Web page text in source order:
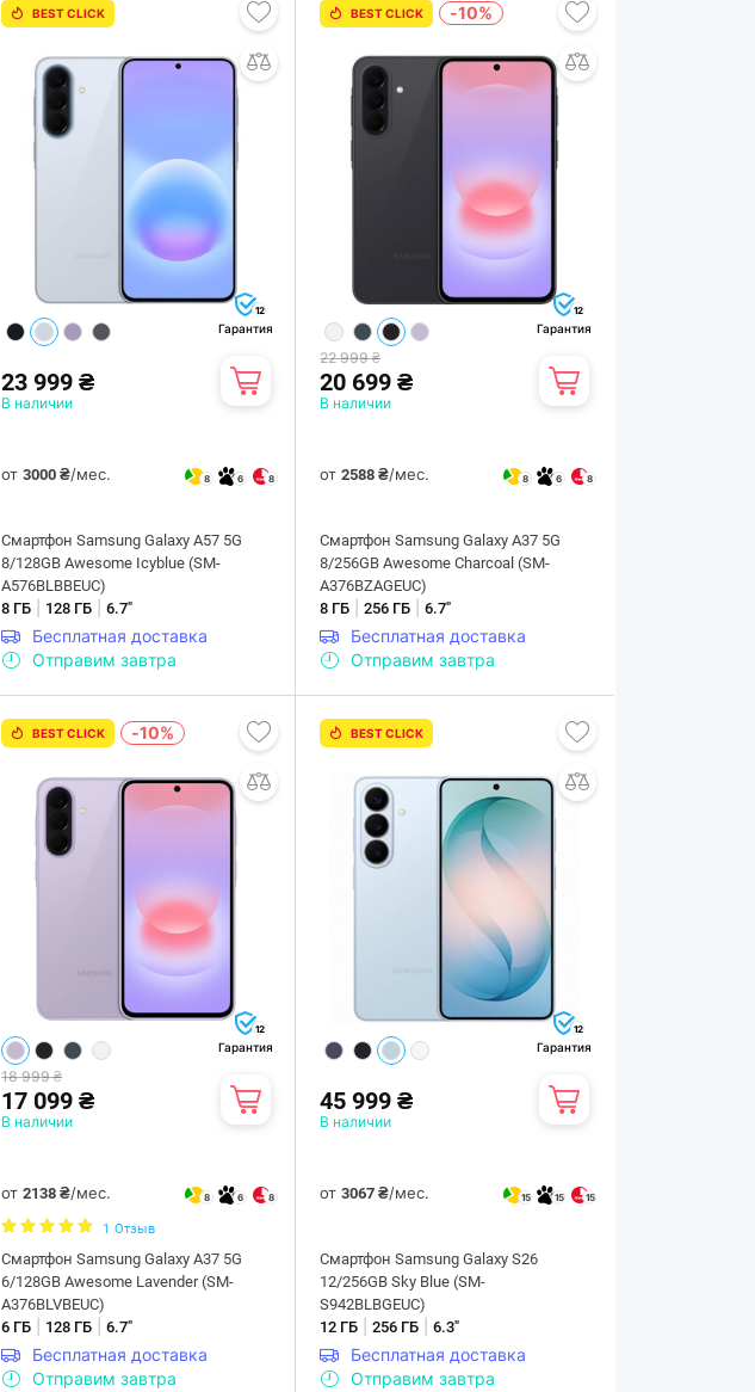
BEST CLICK
12
Гарантия
23 999 ₴
В наличии
от3000 ₴/мес. 8 6 8
Смартфон Samsung Galaxy A57 5G
8/128GB Awesome Icyblue (SM-
A576BLBBEUC)
8 ГБ
128 ГБ |6.7"
Бесплатная доставка
Отправим завтра
BEST CLICK -10%
12
Гарантия
22 999 ₴
20 699 ₴
В наличии
от2588 ₴/мес. 8 6 8
Смартфон Samsung Galaxy A37 5G
8/256GB Awesome Charcoal (SM-
A376BZAGEUC)
8 ГБ |256 ГБ |6.7"
Бесплатная доставка
Отправим завтра
BEST CLICK -10%
12
Гарантия
18 999 ₴
17 099 ₴
В наличии
от2138 ₴/мес. 8 6 8
1 Отзыв
Смартфон Samsung Galaxy A37 5G
6/128GB Awesome Lavender (SM-
A376BLVBEUC)
6 ГБ
128 ГБ |6.7"
Бесплатная доставка
Отправим завтра
BEST CLICK
12
Гарантия
45 999 ₴
В наличии
от3067 ₴/мес. 15 15 15
Смартфон Samsung Galaxy S26
12/256GB Sky Blue (SM-
S942BLBGEUC)
12 ГБ |256 ГБ |6.3"
Бесплатная доставка
Отправим завтра